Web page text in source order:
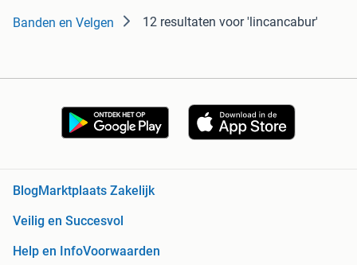
Banden en Velgen 12 resultaten voor 'lincancabur'
BlogMarktplaats Zakelijk
Veilig en Succesvol
Help en InfoVoorwaarden